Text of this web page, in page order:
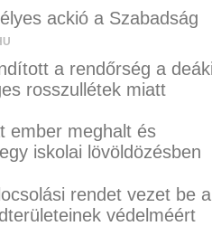
ackió a Szabadság
a rendőrség a
rosszullétek miatt
ember meghalt és
iskolai lövöldözésben
rendet vezet be a
védelméért